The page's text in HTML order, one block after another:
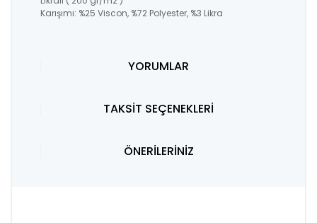
Karışımı: %25 Viscon, %72 Polyester, %3 Likra
YORUMLAR
TAKSİT SEÇENEKLERİ
ÖNERİLERİNİZ